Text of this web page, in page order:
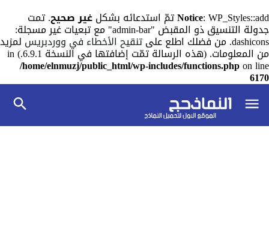
Notice: WP_Styles::add تمّ استدعائه بشكل غير صحيح. تمت
جدولة التنسيق ذو المقبض "admin-bar" مع تبعيات غير مسجلة:
dashicons. من فضلك اطلع على تنقيح الأخطاء في ووردبريس لمزيد
من المعلومات. (هذه الرسالة تمّت إضافتها في النسخة 6.9.1.) in
/home/elnmuzj/public_html/wp-includes/functions.phpon line
6170